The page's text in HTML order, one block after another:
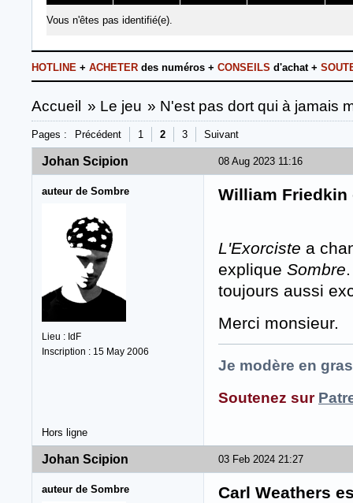
Vous n'êtes pas identifié(e).
HOTLINE + ACHETER des numéros + CONSEILS d'achat +
Accueil » Le jeu » N'est pas dort qui à jamais
Pages : Précédent 1 2 3 Suivant
08 Aug 2023 11:16
Johan Scipion
auteur de Sombre
Lieu : IdF
Inscription : 15 May 2006
William Friedkin
L'Exorciste a
explique Sombre
toujours aussi
Merci monsieur.
Je modère en
Soutenez sur
Hors ligne
03 Feb 2024 21:27
Johan Scipion
auteur de Sombre Carl Weathers